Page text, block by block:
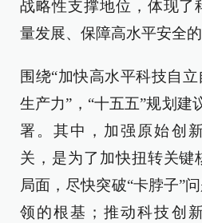
战略性支撑地位，体现了
量发展、保障高水平安全的
围绕“加快高水平科技自
生产力”，“十五五”规划建
署。其中，加强原始创
关，是为了加快扭转关键
局面，尽快突破“卡脖子”
领的根基；推动科技创